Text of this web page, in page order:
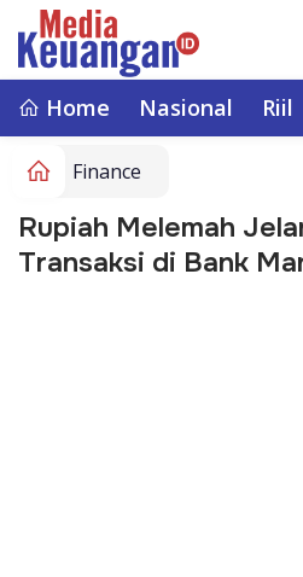
Home Nasional Riil
Finance
Rupiah Melemah
Transaksi di Bank